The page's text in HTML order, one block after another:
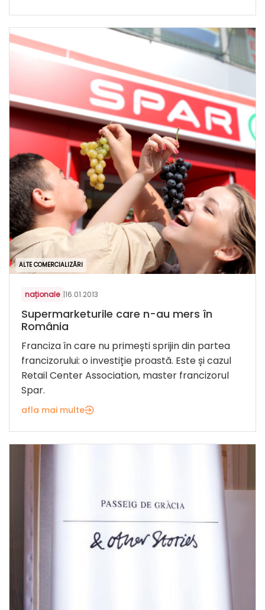
ALTE COMERCIALIZĂRI
naționale |16.01.2013
Supermarketurile care n-au mers în
România
Franciza în care nu primești sprijin din partea
francizorului: o investiție proastă. Este și cazul
Retail Center Association, master francizorul
Spar.
afla mai multe